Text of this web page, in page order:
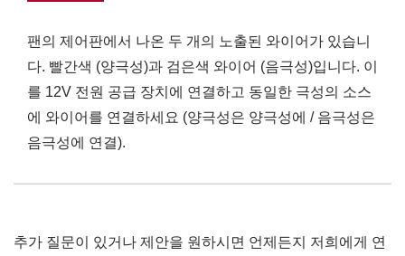
팬의 제어판에서 나온 두 개의 노출된 와이어가 있습니
다. 빨간색 (양극성)과 검은색 와이어 (음극성)입니다. 이
를 12V 전원 공급 장치에 연결하고 동일한 극성의 소스
에 와이어를 연결하세요 (양극성은 양극성에 / 음극성은
음극성에 연결).
추가 질문이 있거나 제안을 원하시면 언제든지 저희에게 연